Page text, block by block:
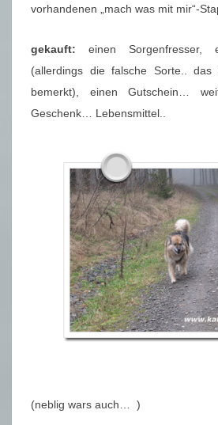
vorhandenen „mach was mit mir“-
gekauft: einen Sorgenfresser,
(allerdings die falsche Sorte..
bemerkt), einen Gutschein…
Geschenk… Lebensmittel..
(neblig wars auch… )